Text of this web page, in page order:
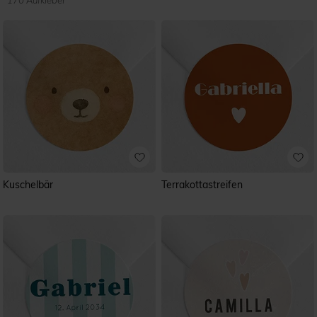
Kuschelbär Terrakottastreifen